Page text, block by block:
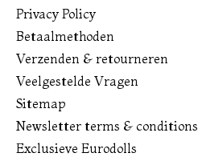
Privacy Policy
Betaalmethoden
Verzenden & retourneren
Veelgestelde Vragen
Sitemap
Newsletter terms & conditions
Exclusieve Eurodolls